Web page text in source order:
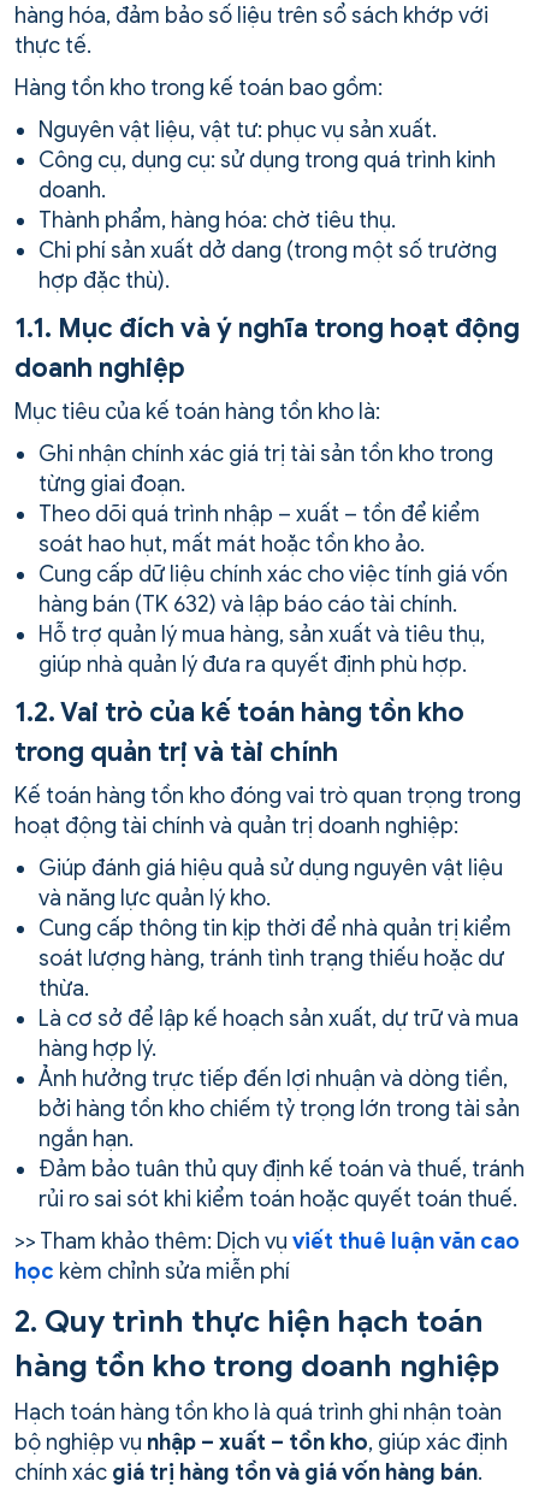
hàng hóa, đảm bảo số liệu trên sổ sách khớp với
thực tế.
Hàng tồn kho trong kế toán bao gồm:
Nguyên vật liệu, vật tư: phục vụ sản xuất.
Công cụ, dụng cụ: sử dụng trong quá trình kinh
doanh.
Thành phẩm, hàng hóa: chờ tiêu thụ.
Chi phí sản xuất dở dang (trong một số trường
hợp đặc thù).
1.1. Mục đích và ý nghĩa trong hoạt động
doanh nghiệp
Mục tiêu của kế toán hàng tồn kho là:
Ghi nhận chính xác giá trị tài sản tồn kho trong
từng giai đoạn.
Theo dõi quá trình nhập – xuất – tồn để kiểm
soát hao hụt, mất mát hoặc tồn kho ảo.
Cung cấp dữ liệu chính xác cho việc tính giá vốn
hàng bán (TK 632) và lập báo cáo tài chính.
Hỗ trợ quản lý mua hàng, sản xuất và tiêu thụ,
giúp nhà quản lý đưa ra quyết định phù hợp.
1.2. Vai trò của kế toán hàng tồn kho
trong quản trị và tài chính
Kế toán hàng tồn kho đóng vai trò quan trọng trong
hoạt động tài chính và quản trị doanh nghiệp:
Giúp đánh giá hiệu quả sử dụng nguyên vật liệu
và năng lực quản lý kho.
Cung cấp thông tin kịp thời để nhà quản trị kiểm
soát lượng hàng, tránh tình trạng thiếu hoặc dư
thừa.
Là cơ sở để lập kế hoạch sản xuất, dự trữ và mua
hàng hợp lý.
Ảnh hưởng trực tiếp đến lợi nhuận và dòng tiền,
bởi hàng tồn kho chiếm tỷ trọng lớn trong tài sản
ngắn hạn.
Đảm bảo tuân thủ quy định kế toán và thuế, tránh
rủi ro sai sót khi kiểm toán hoặc quyết toán thuế.
>> Tham khảo thêm: Dịch vụ viết thuê luận văn cao
học kèm chỉnh sửa miễn phí
2. Quy trình thực hiện hạch toán
hàng tồn kho trong doanh nghiệp
Hạch toán hàng tồn kho là quá trình ghi nhận toàn
bộ nghiệp vụ nhập – xuất – tồn kho, giúp xác định
chính xác giá trị hàng tồn và giá vốn hàng bán.